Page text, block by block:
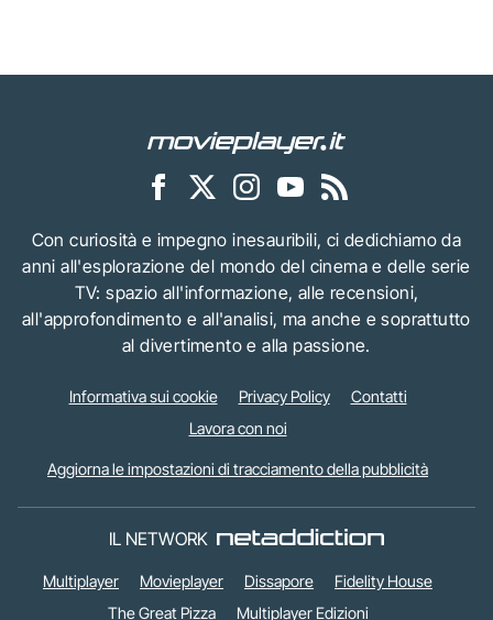
Con curiosità e impegno inesauribili, ci dedichiamo da
anni all'esplorazione del mondo del cinema e delle serie
TV: spazio all'informazione, alle recensioni,
all'approfondimento e all'analisi, ma anche e soprattutto
al divertimento e alla passione.
Informativa sui cookie Privacy Policy
Contatti
Lavora con noi
Aggiorna le impostazioni di tracciamento della pubblicità
IL NETWORK
Multiplayer Movieplayer Dissapore
Fidelity House
The Great Pizza
Multiplayer Edizioni